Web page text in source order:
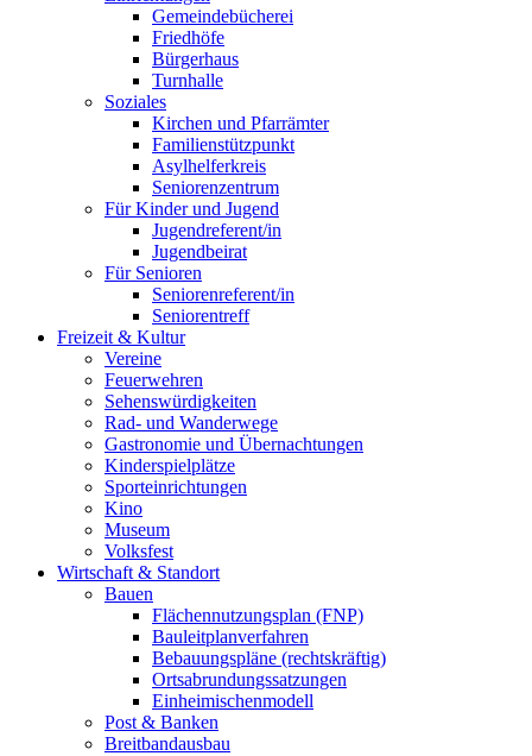
Gemeindebücherei
Friedhöfe
Bürgerhaus
Turnhalle
Soziales
Kirchen und Pfarrämter
Familienstützpunkt
Asylhelferkreis
Seniorenzentrum
Für Kinder und Jugend
Jugendreferent/in
Jugendbeirat
Für Senioren
Seniorenreferent/in
Seniorentreff
Freizeit & Kultur
Vereine
Feuerwehren
Sehenswürdigkeiten
Rad- und Wanderwege
Gastronomie und Übernachtungen
Kinderspielplätze
Sporteinrichtungen
Kino
Museum
Volksfest
Wirtschaft & Standort
Bauen
Flächennutzungsplan (FNP)
Bauleitplanverfahren
Bebauungspläne (rechtskräftig)
Ortsabrundungssatzungen
Einheimischenmodell
Post & Banken
Breitbandausbau